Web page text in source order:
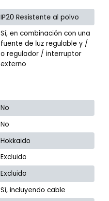
IP20 Resistente al polvo
Sí, en combinación con una
fuente de luz regulable y /
o regulador / interruptor
externo
No
No
Hokkaido
Excluido
Excluido
Sí, incluyendo cable